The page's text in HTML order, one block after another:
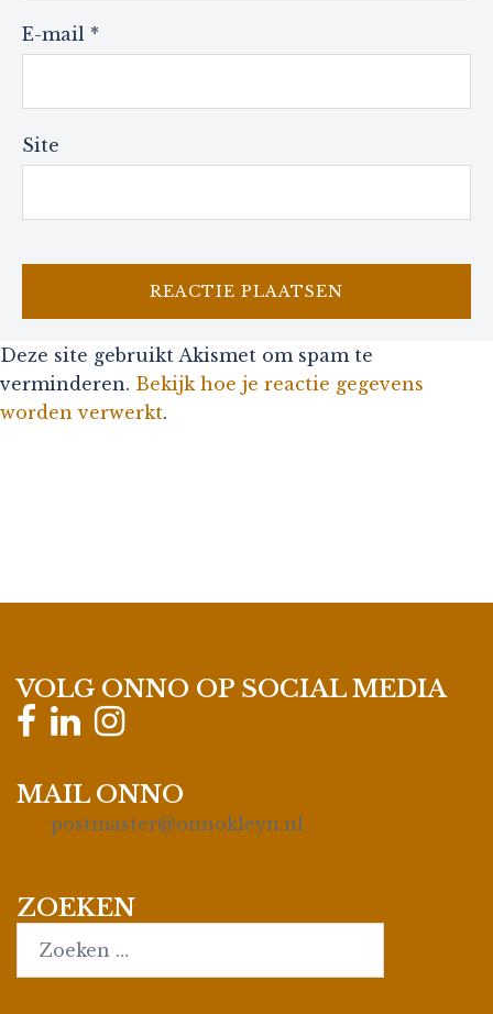
E-mail *
Site
Deze site gebruikt Akismet om spam te
verminderen. Bekijk hoe je reactie gegevens
worden verwerkt.
VOLG ONNO OP SOCIAL MEDIA
MAIL ONNO
postmaster@onnokleyn.nl
ZOEKEN